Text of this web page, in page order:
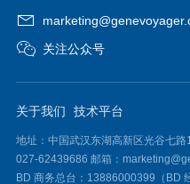
关注公众号
关于我们 技术平台
地址：中国武汉东湖高新区光谷七
027-62439686 邮箱：
BD 商务总台：13886000399（BD